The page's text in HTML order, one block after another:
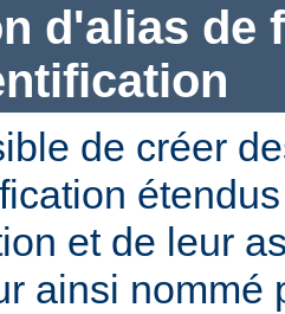
d'alias de
de créer
et de leur
ainsi nommé